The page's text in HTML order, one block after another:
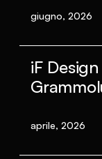
giugno, 2026
iF
aprile, 2026